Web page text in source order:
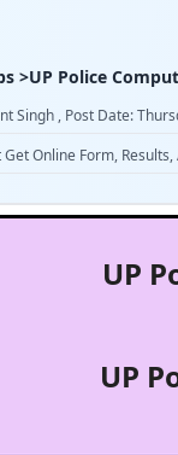
>UP Police
Singh , Post Date:
Online Form,
UP
UP